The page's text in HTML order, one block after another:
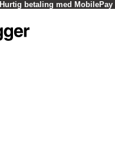
Hurtig betaling med MobilePay